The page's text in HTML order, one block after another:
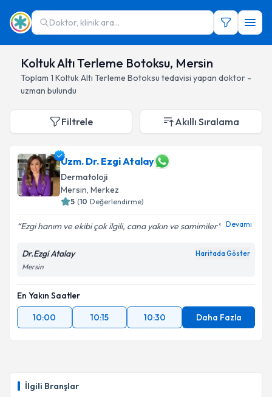
Doktor, klinik ara...
Koltuk Altı Terleme Botoksu, Mersin
Toplam 1 Koltuk Altı Terleme Botoksu tedavisi yapan doktor -
uzman bulundu
İlgili Branşlar
Filtrele Akıllı Sıralama
Uzm. Dr. Ezgi Atalay
Dermatoloji
Mersin, Merkez
5 (10 Değerlendirme)
Ezgi hanım ve ekibi çok ilgili, cana yakın ve samimiler Devamı
Dr.Ezgi Atalay Haritada Göster
Mersin
En Yakın Saatler
10:00
10:15 10:30 Daha Fazla